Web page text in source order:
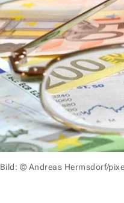
Bild: © Andreas Hermsdorf/